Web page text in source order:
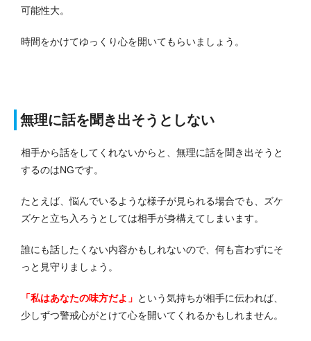
可能性大。
時間をかけてゆっくり心を開いてもらいましょう。
無理に話を聞き出そうとしない
相手から話をしてくれないからと、無理に話を聞き出そうと
するのはNGです。
たとえば、悩んでいるような様子が見られる場合でも、ズケ
ズケと立ち入ろうとしては相手が身構えてしまいます。
誰にも話したくない内容かもしれないので、何も言わずにそ
っと見守りましょう。
「私はあなたの味方だよ」 という気持ちが相手に伝われば、
少しずつ警戒心がとけて心を開いてくれるかもしれません。